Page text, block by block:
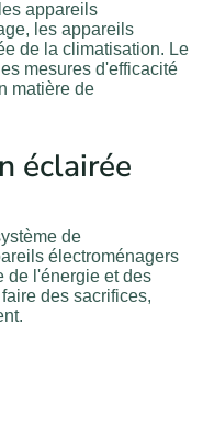
appareils
les appareils
de la climatisation. Le
mesures d'efficacité
matière de
éclairée
de
électroménagers
de l'énergie et des
des sacrifices,